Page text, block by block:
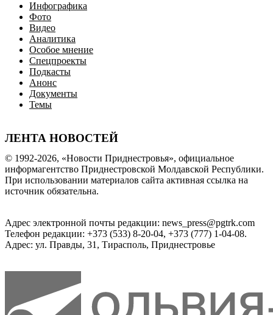
Инфографика
Фото
Видео
Аналитика
Особое мнение
Спецпроекты
Подкасты
Анонс
Документы
Темы
ЛЕНТА НОВОСТЕЙ
© 1992-2026, «Новости Приднестровья», официальное
информагентство Приднестровской Молдавской Республики.
При использовании материалов сайта активная ссылка на
источник обязательна.
Адрес электронной почты редакции: news_press@pgtrk.com
Телефон редакции: +373 (533) 8-20-04, +373 (777) 1-04-08.
Адрес: ул. Правды, 31, Тирасполь, Приднестровье